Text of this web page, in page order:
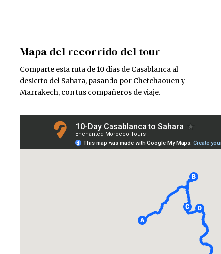
Mapa del recorrido del tour
Comparte esta ruta de 10 días de Casablanca al
desierto del Sahara, pasando por Chefchaouen y
Marrakech, con tus compañeros de viaje.